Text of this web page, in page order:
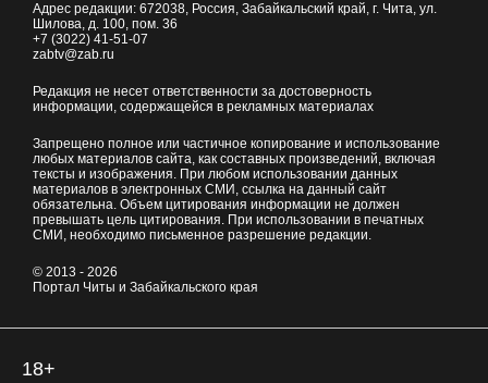
Адрес редакции: 672038, Россия, Забайкальский край, г. Чита, ул.
Шилова, д. 100, пом. 36
+7 (3022) 41-51-07
zabtv@zab.ru
Редакция не несет ответственности за достоверность
информации, содержащейся в рекламных материалах
Запрещено полное или частичное копирование и использование
любых материалов сайта, как составных произведений, включая
тексты и изображения. При любом использовании данных
материалов в электронных СМИ, ссылка на данный сайт
обязательна. Объем цитирования информации не должен
превышать цель цитирования. При использовании в печатных
СМИ, необходимо письменное разрешение редакции.
© 2013 - 2026
Портал Читы и Забайкальского края
18+